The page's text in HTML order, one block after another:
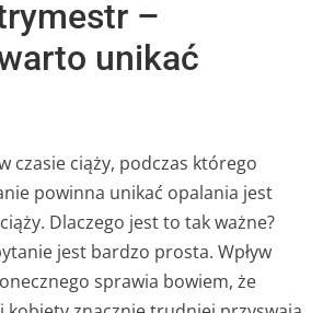
–
unikać
czasie ciąży, podczas którego
powinna unikać opalania jest
Dlaczego jest to tak ważne?
jest bardzo prosta. Wpływ
sprawia bowiem, że